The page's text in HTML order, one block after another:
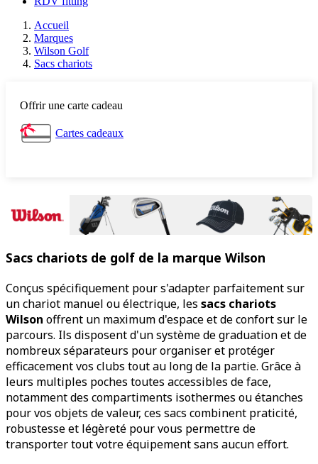
Accueil
Marques
Wilson Golf
Sacs chariots
Offrir une carte cadeau
Cartes cadeaux
Sacs chariots de golf de la marque Wilson
Conçus spécifiquement pour s'adapter parfaitement sur
un chariot manuel ou électrique, les sacs chariots
Wilson offrent un maximum d'espace et de confort sur le
parcours. Ils disposent d'un système de graduation et de
nombreux séparateurs pour organiser et protéger
efficacement vos clubs tout au long de la partie. Grâce à
leurs multiples poches toutes accessibles de face,
notamment des compartiments isothermes ou étanches
pour vos objets de valeur, ces sacs combinent praticité,
robustesse et légèreté pour vous permettre de
transporter tout votre équipement sans aucun effort.